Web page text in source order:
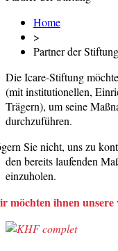
Home
>
Partner der Stiftung
Die Icare-Stiftung
(mit institutionellen,
Trägern), um seine
durchzuführen.
Sie nicht, uns zu
den bereits laufenden
einzuholen.
möchten ihnen
Die